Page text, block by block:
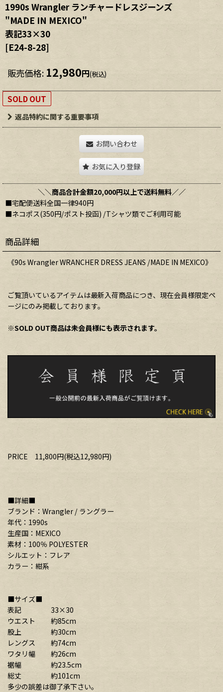
1990s Wrangler ランチャードレスジーンズ
"MADE IN MEXICO"
表記33×30
[E24-8-28]
販売価格: 12,980円(税込)
SOLD OUT
返品特約に関する重要事項
お問い合わせ
お気に入り登録
＼＼商品合計金額20,000円以上で送料無料／／
■宅配便送料全国一律940円
■ネコポス(350円/ポスト投函) /Tシャツ類でご利用可能
商品詳細
《90s Wrangler WRANCHER DRESS JEANS /MADE IN MEXICO》
ご覧頂いているアイテムは最新入荷商品につき、現在会員様限定ペ
ージにのみ掲載しております。
※SOLD OUT商品は未会員様にも表示されます。
PRICE 11,800円(税込12,980円)
■詳細■
ブランド：Wrangler / ラングラー
年代：1990s
生産国：MEXICO
素材：100％ POLYESTER
シルエット：フレア
カラー：紺系
■サイズ■
表記 33×30
ウエスト 約85cm
股上 約30cm
レングス 約74cm
ワタリ幅 約26cm
裾幅 約23.5cm
総丈 約101cm
多少の誤差は御了承下さい。